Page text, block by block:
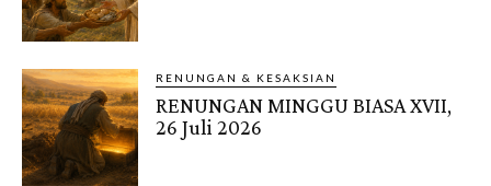
RENUNGAN & KESAKSIAN
RENUNGAN MINGGU BIASA XVII,
26 Juli 2026